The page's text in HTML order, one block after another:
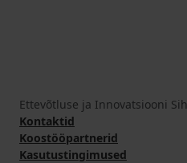
Ettevõtluse ja Innovatsiooni
Kontaktid
Koostööpartnerid
Kasutustingimused